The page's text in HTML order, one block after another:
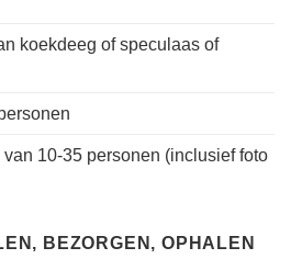
koekdeeg of speculaas of
10-35 personen (inclusief foto
BEZORGEN, OPHALEN